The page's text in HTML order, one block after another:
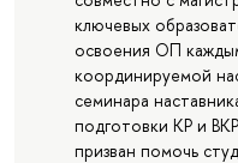
ключевых
освоения ОП
координируемой
семинара
подготовки КР и
призван помочь